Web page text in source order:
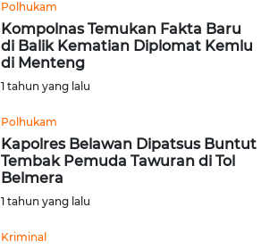
Polhukam
Kompolnas Temukan Fakta Baru
di Balik Kematian Diplomat Kemlu
di Menteng
1 tahun yang lalu
Polhukam
Kapolres Belawan Dipatsus Buntut
Tembak Pemuda Tawuran di Tol
Belmera
1 tahun yang lalu
Kriminal